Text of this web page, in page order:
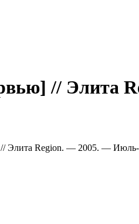
// Элита
// Элита Region. — 2005. —